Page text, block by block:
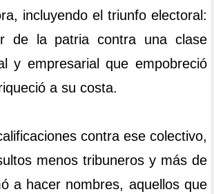
incluyendo el triunfo electoral:
de la patria contra una clase
y empresarial que empobreció
a su costa.
contra ese colectivo,
menos tribuneros y más de
a hacer nombres, aquellos que